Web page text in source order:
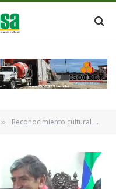
» Reconocimiento cultural a potosinos ilustres «Vale Un Potosí» – Rumbo al Bicentenario